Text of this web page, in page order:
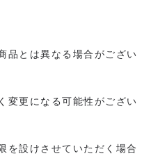
品とは異なる場合がござい
変更になる可能性がござい
を設けさせていただく場合